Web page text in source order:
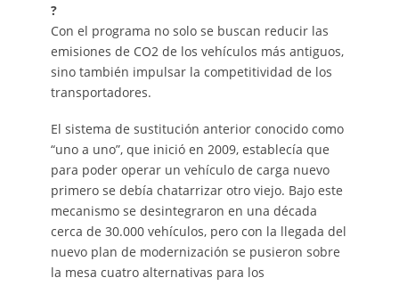
?
Con el programa no solo se buscan reducir las
emisiones de CO2 de los vehículos más antiguos,
sino también impulsar la competitividad de los
transportadores.
El sistema de sustitución anterior conocido como
“uno a uno”, que inició en 2009, establecía que
para poder operar un vehículo de carga nuevo
primero se debía chatarrizar otro viejo. Bajo este
mecanismo se desintegraron en una década
cerca de 30.000 vehículos, pero con la llegada del
nuevo plan de modernización se pusieron sobre
la mesa cuatro alternativas para los